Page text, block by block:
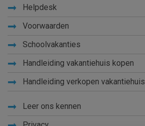
Helpdesk
Voorwaarden
Schoolvakanties
Handleiding vakantiehuis kopen
Handleiding verkopen vakantiehuis
Leer ons kennen